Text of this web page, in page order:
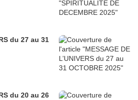
du 27 au 31
du 20 au 26